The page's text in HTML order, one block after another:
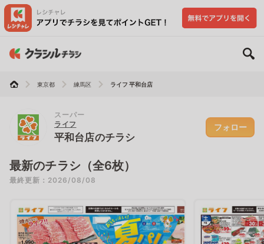
東京都 練馬区 ライフ 平和台店
スーパー
ライフ
平和台店のチラシ
フォロー
最新のチラシ（全6枚）
最終更新：2026/08/08